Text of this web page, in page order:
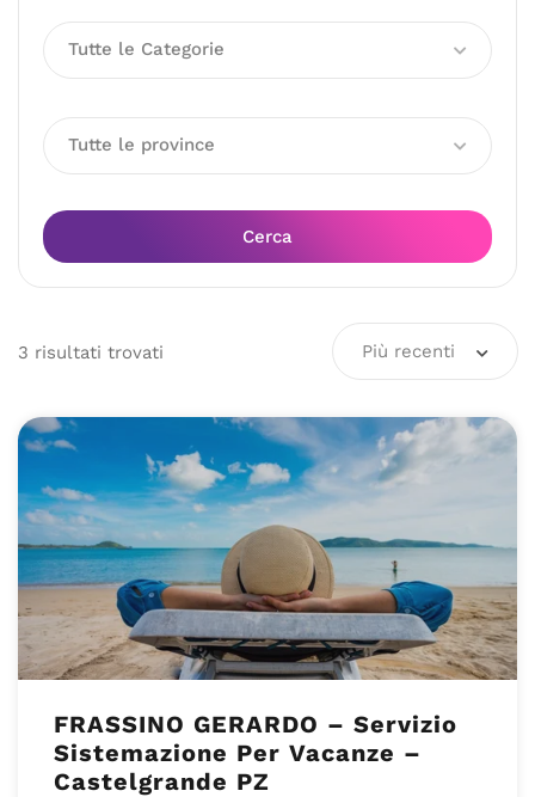
Tutte le Categorie
Tutte le province
Cerca
3 risultati trovati Più recenti
FRASSINO GERARDO – Servizio
Sistemazione Per Vacanze –
Castelgrande PZ